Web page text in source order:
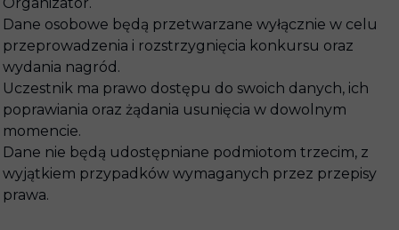
Dane osobowe będą przetwarzane wyłącznie w celu
przeprowadzenia i rozstrzygnięcia konkursu oraz
wydania nagród.
Uczestnik ma prawo dostępu do swoich danych, ich
poprawiania oraz żądania usunięcia w dowolnym
momencie.
Dane nie będą udostępniane podmiotom trzecim, z
wyjątkiem przypadków wymaganych przez przepisy
prawa.